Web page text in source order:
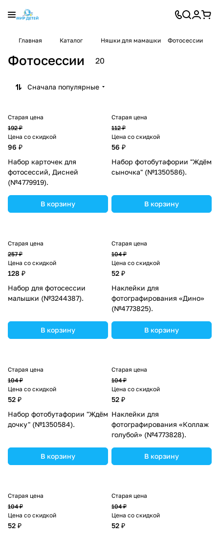
Главная Каталог Няшки для мамашки Фотосессии
Фотосессии 20
Сначала популярные
Старая цена
192 ₽
Цена со скидкой
96 ₽
Набор карточек для
фотосессий, Дисней
(№4779919).
В корзину
Старая цена
112 ₽
Цена со скидкой
56 ₽
Набор фотобутафории "Ждём
сыночка" (№1350586).
В корзину
Старая цена
257 ₽
Цена со скидкой
128 ₽
Набор для фотосессии
малышки (№3244387).
В корзину
Старая цена
104 ₽
Цена со скидкой
52 ₽
Наклейки для
фотографирования «Дино»
(№4773825).
В корзину
Старая цена
104 ₽
Цена со скидкой
52 ₽
Набор фотобутафории "Ждём
дочку" (№1350584).
В корзину
Старая цена
104 ₽
Цена со скидкой
52 ₽
Наклейки для
фотографирования «Коллаж
голубой» (№4773828).
В корзину
Старая цена
104 ₽
Цена со скидкой
52 ₽
Старая цена
104 ₽
Цена со скидкой
52 ₽